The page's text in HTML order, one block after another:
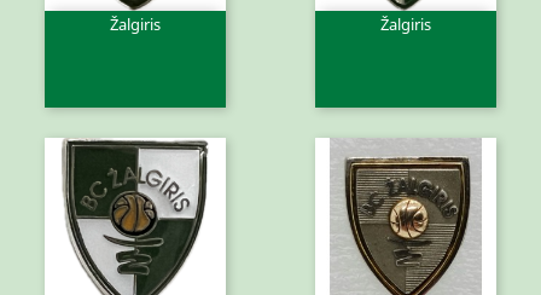
Žalgiris Žalgiris